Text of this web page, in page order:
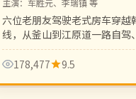
主演： 车胜元、李瑞镇 等
六位老朋友驾驶老式房车穿越
线，从釜山到江原道一路自驾
给自足。罗 PD 风格的治愈系
178,477
9.5